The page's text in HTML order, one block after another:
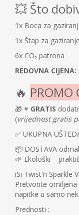
💥 Što
1x Boca za
1x Štap za gaziranje
6x CO₂ patrona
REDOVNA CIJENA:
🔥 PROMO
🎁 + GRATIS
(vrijednost gratis
✅ UKUPNA
📦 DOSTAVA
🌱 Ekološki –
iSi Twist'n Sparkle
Pretvorite omiljena
napitke u samo
Prednosti :